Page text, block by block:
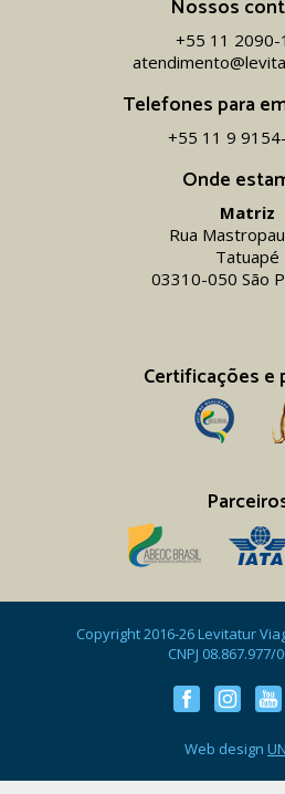
Onde
Matriz
Rua
Tatuapé
03310-050 São
Certificações e
Nossos
+55 11 2090-
Telefones para
+55 11 9
Copyright 2016-26 Levitatur
CNPJ 08.867.977/
Web design